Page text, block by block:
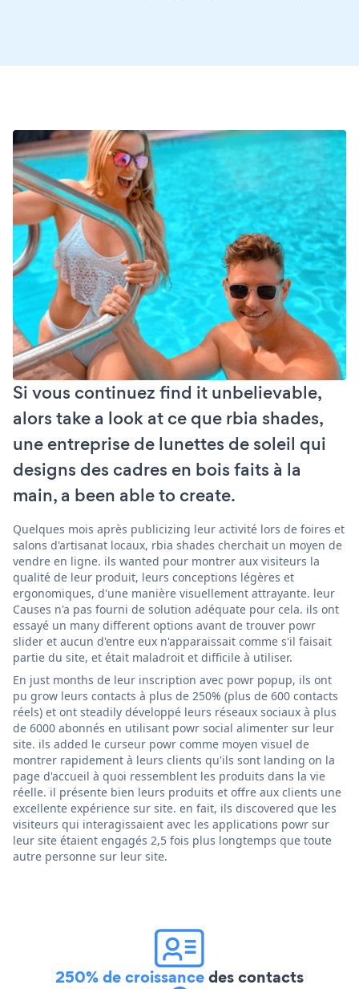
Si vous continuez find it unbelievable,
alors take a look at ce que rbia shades,
une entreprise de lunettes de soleil qui
designs des cadres en bois faits à la
main, a been able to create.
Quelques mois après publicizing leur activité lors de foires et
salons d'artisanat locaux, rbia shades cherchait un moyen de
vendre en ligne. ils wanted pour montrer aux visiteurs la
qualité de leur produit, leurs conceptions légères et
ergonomiques, d'une manière visuellement attrayante. leur
Causes n'a pas fourni de solution adéquate pour cela. ils ont
essayé un many different options avant de trouver powr
slider et aucun d'entre eux n'apparaissait comme s'il faisait
partie du site, et était maladroit et difficile à utiliser.
En just months de leur inscription avec powr popup, ils ont
pu grow leurs contacts à plus de 250% (plus de 600 contacts
réels) et ont steadily développé leurs réseaux sociaux à plus
de 6000 abonnés en utilisant powr social alimenter sur leur
site. ils added le curseur powr comme moyen visuel de
montrer rapidement à leurs clients qu'ils sont landing on la
page d'accueil à quoi ressemblent les produits dans la vie
réelle. il présente bien leurs produits et offre aux clients une
excellente expérience sur site. en fait, ils discovered que les
visiteurs qui interagissaient avec les applications powr sur
leur site étaient engagés 2,5 fois plus longtemps que toute
autre personne sur leur site.
250% de croissancedes contacts